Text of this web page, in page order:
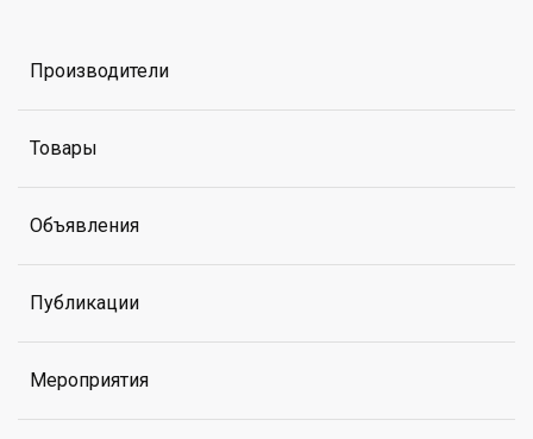
Производители
Товары
Объявления
Публикации
Мероприятия